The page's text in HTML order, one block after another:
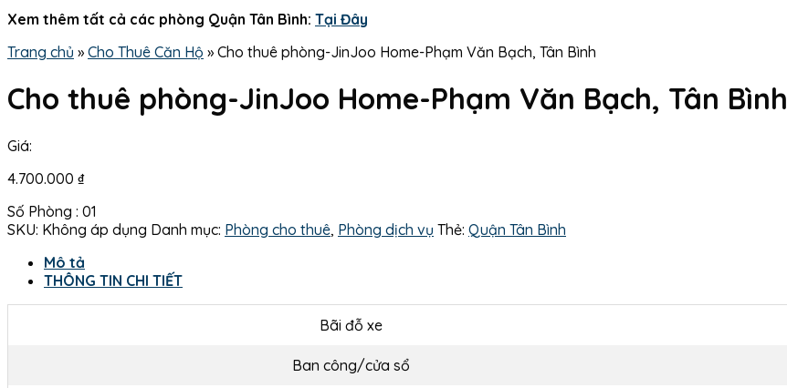
Xem thêm tất cả các phòng Quận Tân Bình: Tại Đây
Trang chủ » Cho Thuê Căn Hộ » Cho thuê phòng-JinJoo Home-Phạm Văn Bạch, Tân Bình
Cho thuê phòng-JinJoo Home-Phạm Văn Bạch, Tân Bình
Giá:
4.700.000 ₫
Số Phòng : 01
SKU: Không áp dụng Danh mục: Phòng cho thuê, Phòng dịch vụ Thẻ: Quận Tân Bình
Mô tả
THÔNG TIN CHI TIẾT
Bãi đỗ xe
Ban công/cửa sổ